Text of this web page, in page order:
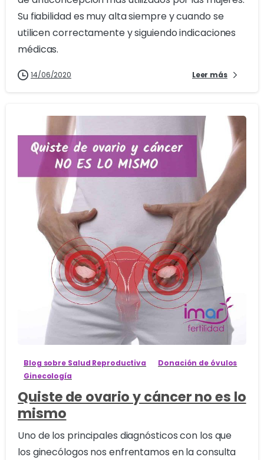
Su fiabilidad es muy alta siempre y cuando se
utilicen correctamente y siguiendo indicaciones
médicas.
14/06/2020 Leer más
4
Blog sobre Salud Reproductiva
Donación de óvulos
Ginecología
Quiste de ovario y cáncer no es lo
mismo
Uno de los principales diagnósticos con los que
los ginecólogos nos enfrentamos en la consulta